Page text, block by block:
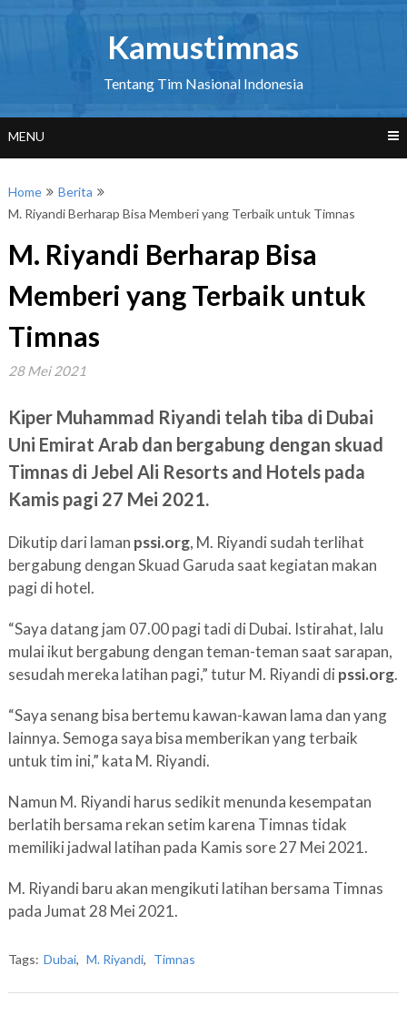
Kamustimnas
Tentang Tim Nasional Indonesia
MENU
Home
Berita
M. Riyandi Berharap Bisa Memberi yang Terbaik untuk Timnas
M. Riyandi Berharap Bisa
Memberi yang Terbaik untuk
Timnas
28 Mei 2021
Kiper Muhammad Riyandi telah tiba di Dubai
Uni Emirat Arab dan bergabung dengan skuad
Timnas di Jebel Ali Resorts and Hotels pada
Kamis pagi 27 Mei 2021.
Dikutip dari laman pssi.org, M. Riyandi sudah terlihat
bergabung dengan Skuad Garuda saat kegiatan makan
pagi di hotel.
“Saya datang jam 07.00 pagi tadi di Dubai. Istirahat, lalu
mulai ikut bergabung dengan teman-teman saat sarapan,
sesudah mereka latihan pagi,” tutur M. Riyandi di pssi.org.
“Saya senang bisa bertemu kawan-kawan lama dan yang
lainnya. Semoga saya bisa memberikan yang terbaik
untuk tim ini,” kata M. Riyandi.
Namun M. Riyandi harus sedikit menunda kesempatan
berlatih bersama rekan setim karena Timnas tidak
memiliki jadwal latihan pada Kamis sore 27 Mei 2021.
M. Riyandi baru akan mengikuti latihan bersama Timnas
pada Jumat 28 Mei 2021.
Tags: Dubai, M. Riyandi, Timnas